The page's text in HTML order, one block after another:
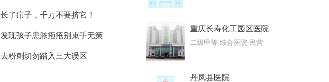
长了疖子，千万不要挤它！
发现孩子患脓疱疮别束手无策
去粉刺切勿踏入三大误区
重庆长寿化工园区医院
二级甲等 综合医院 民营
丹凤县医院